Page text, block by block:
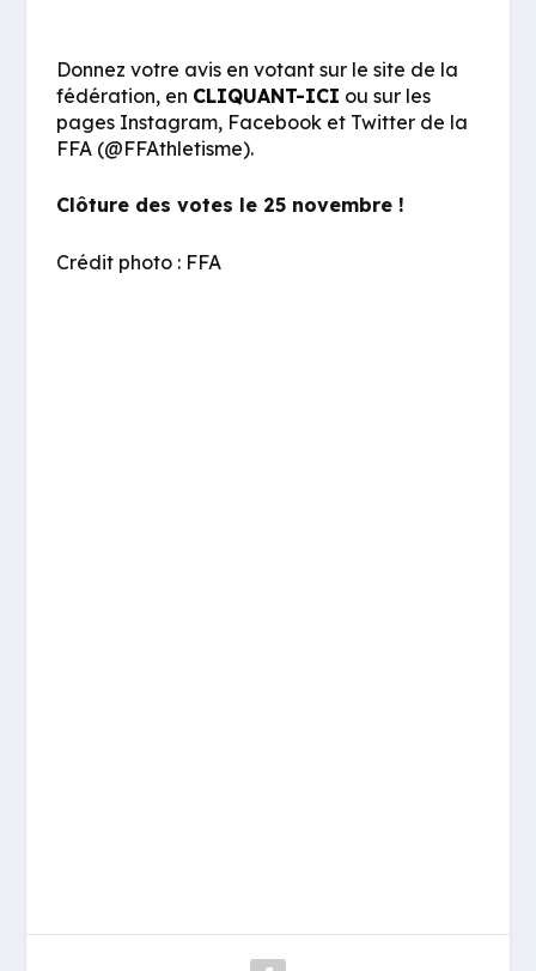
Donnez votre avis en votant sur le site de la
fédération, en CLIQUANT-ICI ou sur les
pages Instagram, Facebook et Twitter de la
FFA (@FFAthletisme).
Clôture des votes le 25 novembre !
Crédit photo : FFA